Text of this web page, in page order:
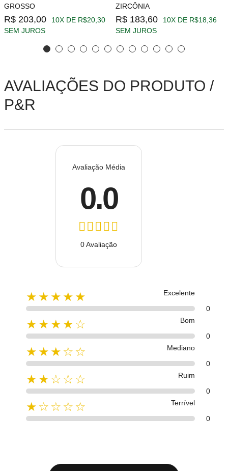
GROSSO
R$ 203,00
10X DE R$20,30
SEM JUROS
ZIRCÔNIA
R$ 183,60
10X DE R$18,36
SEM JUROS
AVALIAÇÕES DO PRODUTO /
P&R
Avaliação Média
0.0
0 Avaliação
★★★★★
Excelente
0
★★★★☆
Bom
0
★★★☆☆
Mediano
0
★★☆☆☆
Ruim
0
★☆☆☆☆
Terrível
0